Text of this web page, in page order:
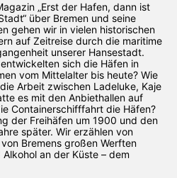
„Erst der Hafen, dann ist
über Bremen und seine
gehen wir in vielen historischen
auf Zeitreise durch die maritime
unserer Hansestadt.
sich die Häfen in
vom Mittelalter bis heute? Wie
Arbeit zwischen Ladeluke, Kaje
es mit den Anbiethallen auf
Containerschifffahrt die Häfen?
der Freihäfen um 1900 und den
später. Wir erzählen von
Bremens großen Werften
an der Küste – dem